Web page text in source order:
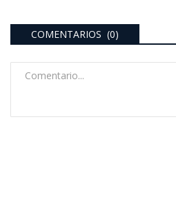
COMENTARIOS (0)